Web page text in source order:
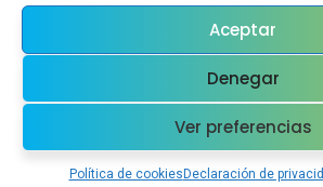
Aceptar
Denegar
Ver preferencias
Política de cookies Declaración de
actuaciones de certificación en SGSI y mejoras
actuación ha sido subvencionada a través del
por la Orden EPS/42/2021, de 28 de diciembre,
subvenciones públicas destinadas a la
del Componente 23 Nuevos proyectos